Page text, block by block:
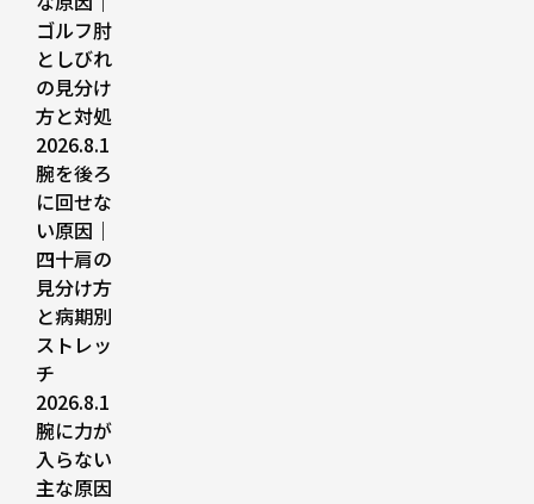
ゴルフ肘
としびれ
の見分け
方と対処
2026.8.1
腕を後ろ
に回せな
い原因｜
四十肩の
見分け方
と病期別
ストレッ
チ
2026.8.1
腕に力が
入らない
主な原因